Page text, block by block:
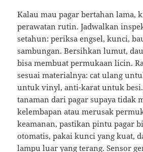
Kalau mau pagar bertahan lama,
perawatan rutin. Jadwalkan
setahun: periksa engsel, kunci,
sambungan. Bersihkan lumut,
bisa membuat permukaan licin.
sesuai materialnya: cat ulang
untuk vinyl, anti-karat untuk besi.
tanaman dari pagar supaya tidak
kelembapan atau merusak
keamanan, pastikan pintu pagar
otomatis, pakai kunci yang kuat,
lampu luar yang terang. Sensor